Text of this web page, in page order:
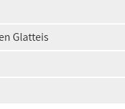
Glatteis